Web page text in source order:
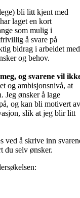
bli litt kjent med
laget en kort
som mulig i
å svare på
bidrag i arbeidet med
og behov.
og svarene vil
og ambisjonsnivå, at
Jeg ønsker å lage
og kan bli motivert
slik at jeg blir litt
ved å skrive inn
du selv ønsker.